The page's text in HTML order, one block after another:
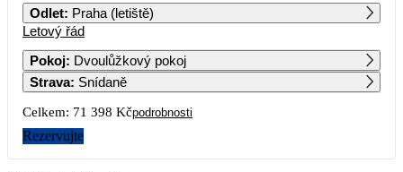
5
Odlet: Praha (letiště)
Letový řád
Pokoj: Dvoulůžkový pokoj
Strava: Snídaně
Celkem: 71 398 Kčpodrobnosti
Rezervujte